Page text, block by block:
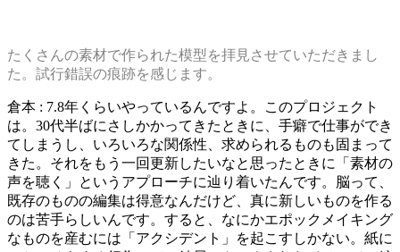
たくさんの素材で作られた模型を拝見させていただきまし
た。試行錯誤の痕跡を感じます。
倉本 : 7.8年くらいやっているんですよ。このプロジェクト
は。30代半ばにさしかかってきたときに、手癖で仕事ができ
てしまうし、いろいろな関係性、求められるものも固まって
きた。それをもう一回更新したいなと思ったときに「素材の
声を聴く」というアプローチに辿り着いたんです。脳って、
既存のものの編集は得意なんだけど、真に新しいものを作る
のは苦手らしいんです。すると、なにかエポックメイキング
なものを産むには「アクシデント」を起こすしかない。紙に